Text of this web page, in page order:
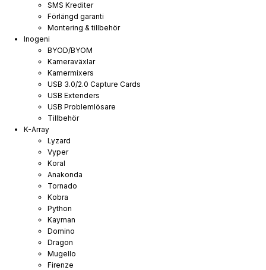
SMS Krediter
Förlängd garanti
Montering & tillbehör
Inogeni
BYOD/BYOM
Kameraväxlar
Kamermixers
USB 3.0/2.0 Capture Cards
USB Extenders
USB Problemlösare
Tillbehör
K-Array
Lyzard
Vyper
Koral
Anakonda
Tornado
Kobra
Python
Kayman
Domino
Dragon
Mugello
Firenze